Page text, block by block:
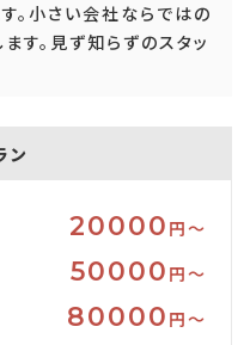
。小さい会社ならではの
す。見ず知らずのスタッ
ン
20000 円〜
50000 円〜
80000 円〜